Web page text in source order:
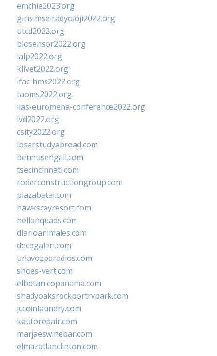
emchie2023.org
girisimselradyoloji2022.org
utcd2022.org
biosensor2022.org
ialp2022.org
klivet2022.org
ifac-hms2022.org
taoms2022.org
iias-euromena-conference2022.org
ivd2022.org
csity2022.org
ibsarstudyabroad.com
bennusehgall.com
tsecincinnati.com
roderconstructiongroup.com
plazabatai.com
hawkscayresort.com
hellonquads.com
diarioanimales.com
decogaleri.com
unavozparadios.com
shoes-vert.com
elbotanicopanama.com
shadyoaksrockportrvpark.com
jccoinlaundry.com
kautorepair.com
marjaeswinebar.com
elmazatlanclinton.com